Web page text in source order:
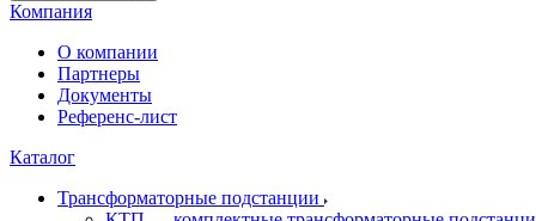
Компания
О компании
Партнеры
Документы
Референс-лист
Каталог
Трансформаторные подстанции